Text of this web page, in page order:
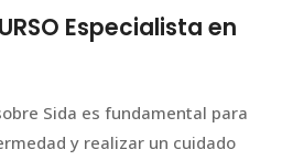
Especialista en
Sida es fundamental para
y realizar un cuidado